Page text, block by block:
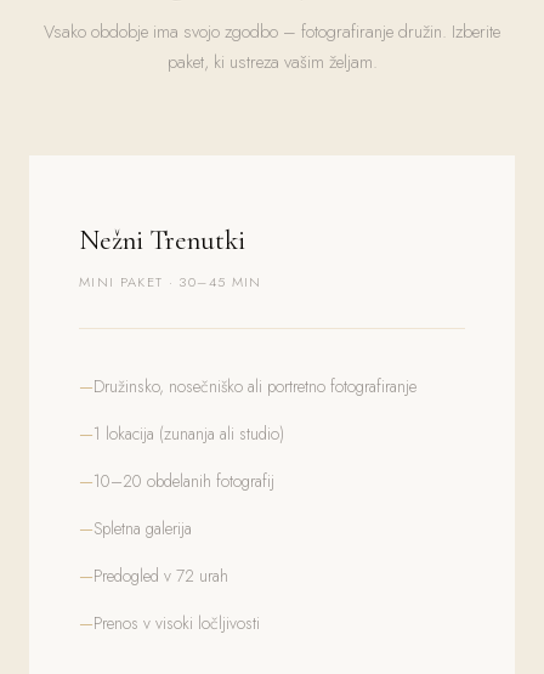
Vsako obdobje ima svojo zgodbo – fotografiranje družin. Izberite
paket, ki ustreza vašim željam.
Nežni Trenutki
MINI PAKET · 30–45 MIN
Družinsko, nosečniško ali portretno fotografiranje
1 lokacija (zunanja ali studio)
10–20 obdelanih fotografij
Spletna galerija
Predogled v 72 urah
Prenos v visoki ločljivosti